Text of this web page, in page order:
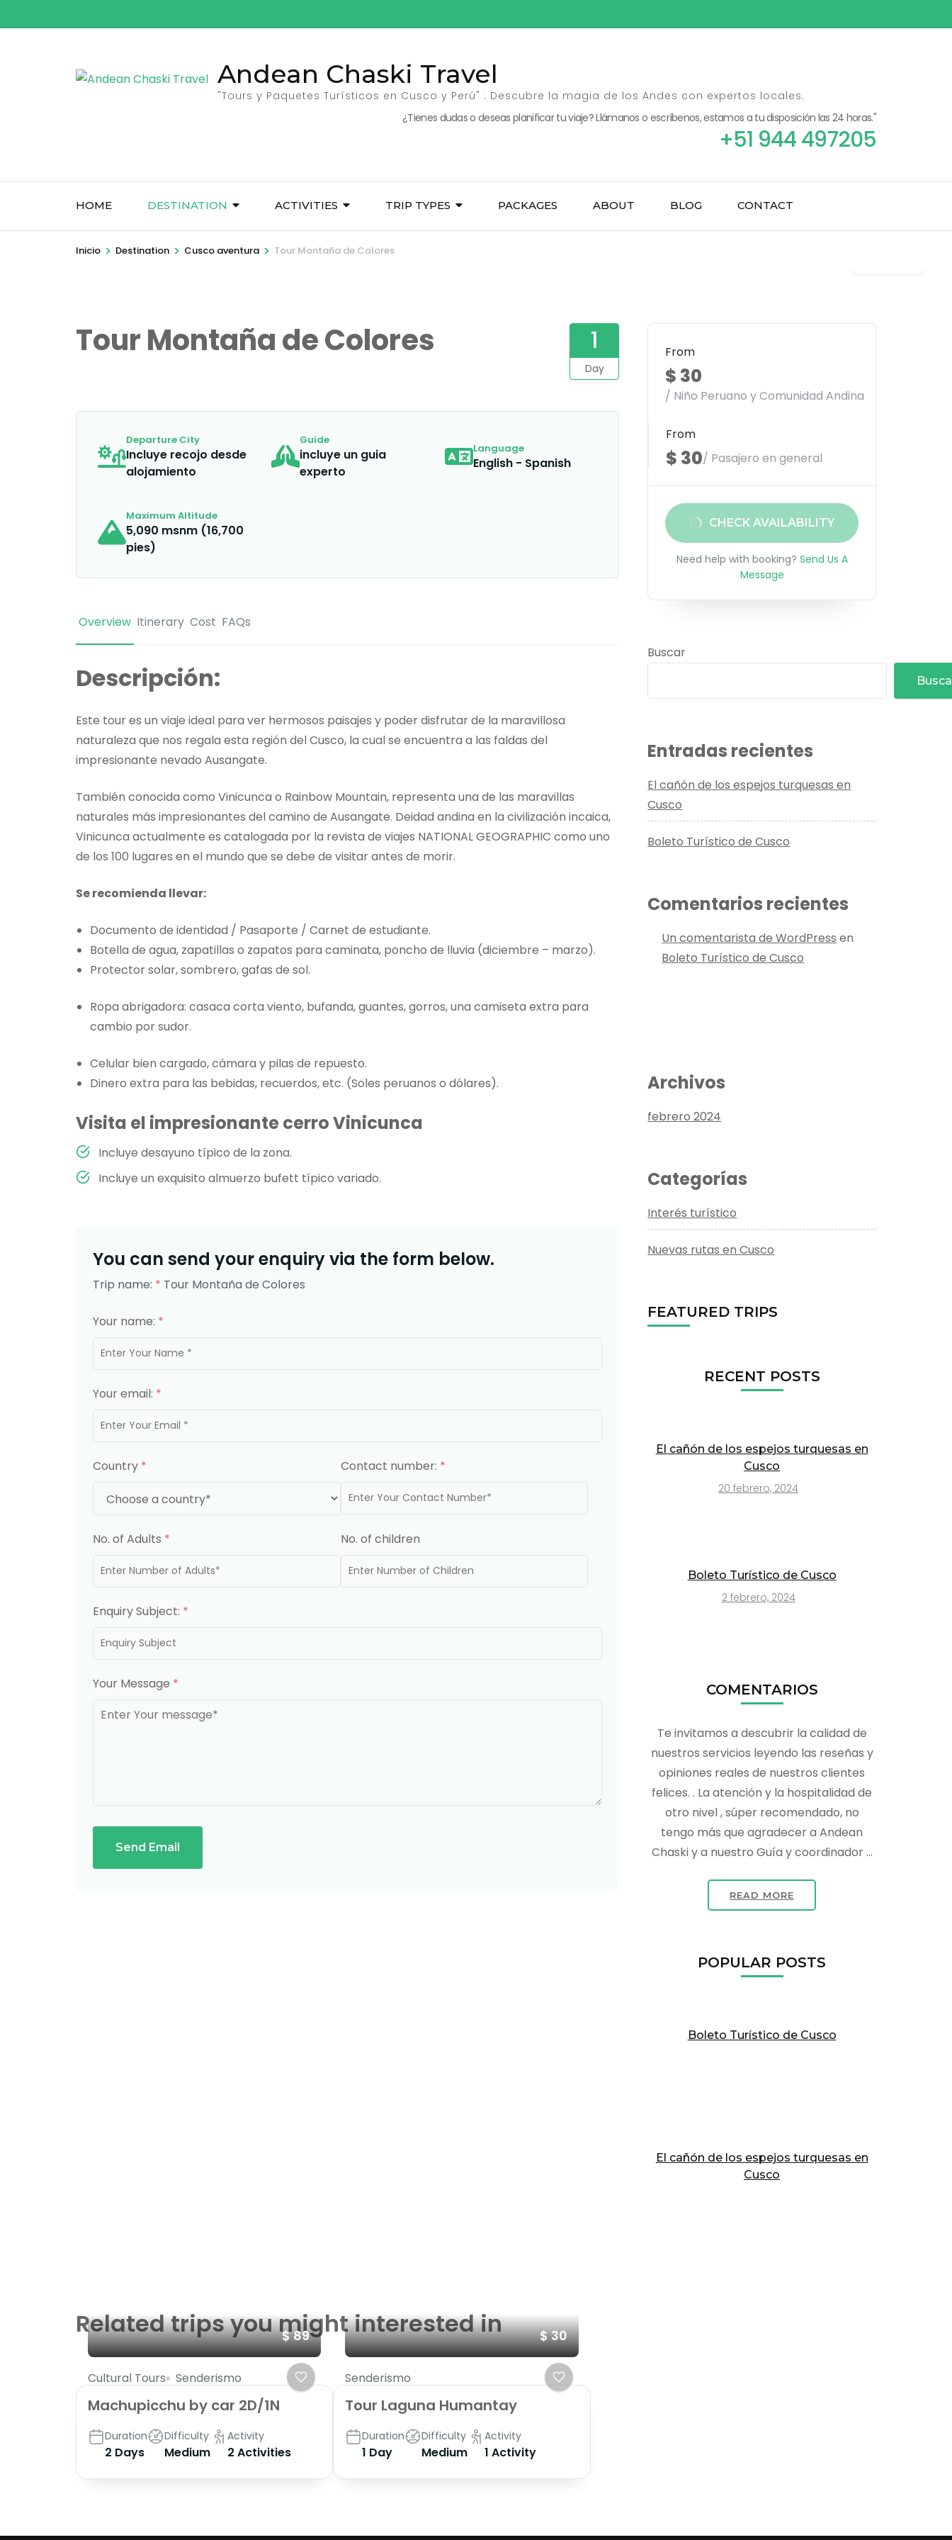
al
Andean Chaski Travel
"Tours y Paquetes Turísticos en Cusco y Perú" : Descubre la magia de los Andes con expertos locales.
¿Tienes dudas o deseas planificar tu viaje? Llámanos o escríbenos, estamos a tu disposición las 24 horas."
+51 944 497205
HOME DESTINATION ACTIVITIES TRIP TYPES PACKAGES ABOUT BLOG CONTACT
Inicio > Destination > Cusco aventura > Tour Montaña de Colores
Tour Montaña de Colores 1
Day
Departure City
Incluye recojo desde
alojamiento
Guide
incluye un guia
experto
Language
English - Spanish
Maximum Altitude
5,090 msnm (16,700
pies)
Overview Itinerary Cost FAQs
Descripción:
Este tour es un viaje ideal para ver hermosos paisajes y poder disfrutar de la maravillosa
naturaleza que nos regala esta región del Cusco, la cual se encuentra a las faldas del
impresionante nevado Ausangate.
También conocida como Vinicunca o Rainbow Mountain, representa una de las maravillas
naturales más impresionantes del camino de Ausangate. Deidad andina en la civilización incaica,
Vinicunca actualmente es catalogada por la revista de viajes NATIONAL GEOGRAPHIC como uno
de los 100 lugares en el mundo que se debe de visitar antes de morir.
Se recomienda llevar:
Documento de identidad / Pasaporte / Carnet de estudiante.
Botella de agua, zapatillas o zapatos para caminata, poncho de lluvia (diciembre – marzo).
Protector solar, sombrero, gafas de sol.
Ropa abrigadora: casaca corta viento, bufanda, guantes, gorros, una camiseta extra para
cambio por sudor.
Celular bien cargado, cámara y pilas de repuesto.
Dinero extra para las bebidas, recuerdos, etc. (Soles peruanos o dólares).
Visita el impresionante cerro Vinicunca
Incluye desayuno típico de la zona.
Incluye un exquisito almuerzo bufett típico variado.
You can send your enquiry via the form below.
Trip name: * Tour Montaña de Colores
Your name: *
Your email: *
Country * Contact number: *
No. of Adults * No. of children
Enquiry Subject: *
Your Message *
Send Email
From
$ 30
/ Niño Peruano y Comunidad Andina
From
$ 30/ Pasajero en general
CHECK AVAILABILITY
Need help with booking? Send Us A
Message
Buscar
Entradas recientes
El cañón de los espejos turquesas en
Cusco
Boleto Turístico de Cusco
Comentarios recientes
Un comentarista de WordPress en
Boleto Turístico de Cusco
Archivos
febrero 2024
Categorías
Interés turístico
Nuevas rutas en Cusco
FEATURED TRIPS
RECENT POSTS
El cañón de los espejos turquesas en
Cusco
20 febrero, 2024
Boleto Turístico de Cusco
2 febrero, 2024
COMENTARIOS
Te invitamos a descubrir la calidad de
nuestros servicios leyendo las reseñas y
opiniones reales de nuestros clientes
felices. . La atención y la hospitalidad de
otro nivel , súper recomendado, no
tengo más que agradecer a Andean
Chaski y a nuestro Guía y coordinador …
READ MORE
POPULAR POSTS
Boleto Turístico de Cusco
El cañón de los espejos turquesas en
Cusco
Related trips you might interested in
$ 89
Cultural Tours Senderismo
Machupicchu by car 2D/1N
Duration
2 Days
Difficulty
Medium
Activity
2 Activities
$ 30
Senderismo
Tour Laguna Humantay
Duration
1 Day
Difficulty
Medium
Activity
1 Activity